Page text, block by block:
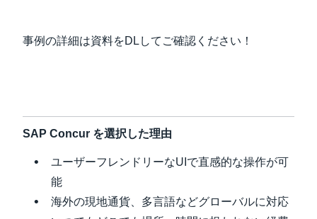
事例の詳細は資料をDLしてご確認ください！
SAP Concur を選択した理由
ユーザーフレンドリーなUIで直感的な操作が可
能
海外の現地通貨、多言語などグローバルに対応